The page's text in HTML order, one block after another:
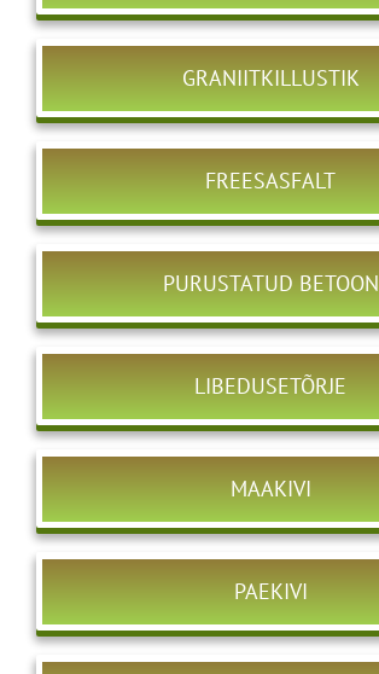
GRANIITKILLUSTIK
FREESASFALT
PURUSTATUD BETOON
LIBEDUSETÕRJE
MAAKIVI
PAEKIVI